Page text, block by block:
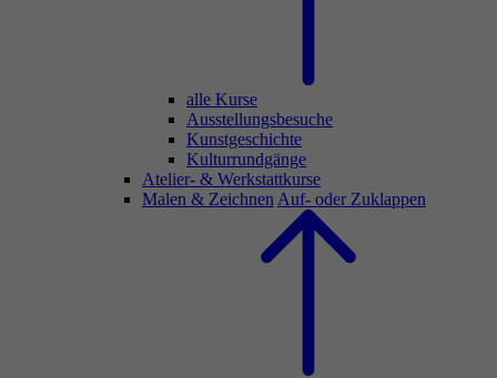
alle Kurse
Ausstellungsbesuche
Kunstgeschichte
Kulturrundgänge
Atelier- & Werkstattkurse
Malen & Zeichnen Auf- oder Zuklappen